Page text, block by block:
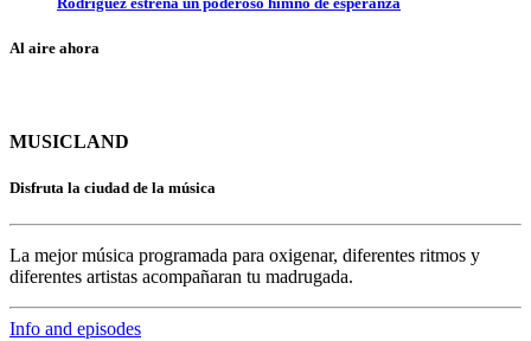
Al aire ahora
MUSICLAND
Disfruta la ciudad de la música
La mejor música programada para oxigenar, diferentes ritmos y
diferentes artistas acompañaran tu madrugada.
Info and episodes